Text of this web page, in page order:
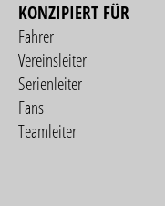
KONZIPIERT FÜR
Fahrer
Vereinsleiter
Serienleiter
Fans
Teamleiter